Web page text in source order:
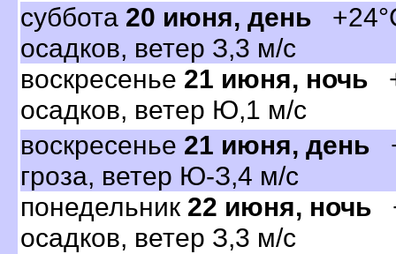
суббота 20 июня, день
осадков, ветер З,3 м/с
оскресенье 21 июня, ночь
осадков, ветер Ю,1 м/с
оскресенье 21 июня, день
роза, ветер Ю-З,4 м/с
понедельник 22 июня, ночь
осадков, ветер З,3 м/с